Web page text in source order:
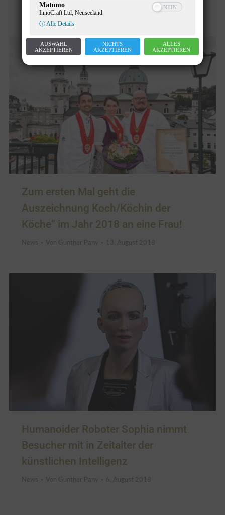
VonGunther Pany 21. August 2018
Zum ersten Mal geht die
Auszeichnung Koch/Köchin der
Köche“ im Jahr 2018 an eine Frau!
News Von Gunther Pany 13. August 2018
Humanoider Roboter Sophia nimmt
Besucher mit in Zeitalter der
künstlichen Intelligenz
News Von Gunther Pany 6. August 2018
Matomo
InnoCraft Ltd, Neuseeland
ⓘ Alle Details
AUSWAHL
AKZEPTIEREN
NICHTS
AKZEPTIEREN
ALLES
AKZEPTIEREN